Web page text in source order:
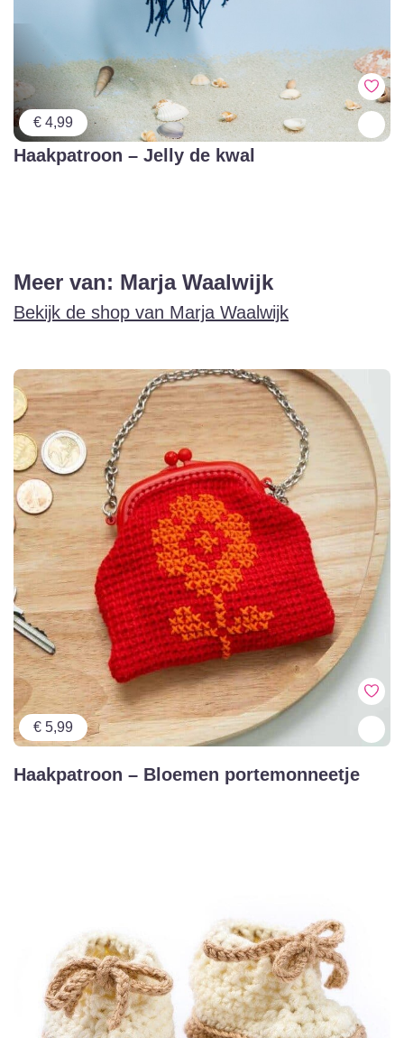
€ 4,99
Haakpatroon – Jelly de kwal
Meer van: Marja Waalwijk
Bekijk de shop van Marja Waalwijk
€ 5,99
Haakpatroon – Bloemen portemonneetje